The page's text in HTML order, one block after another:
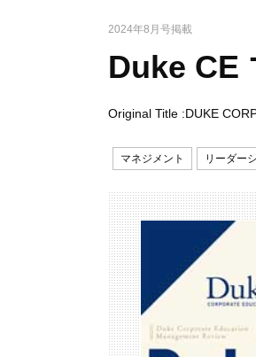
2024年8月号掲載
Duke CE
Original Title :DUKE
マネジメント リーダー